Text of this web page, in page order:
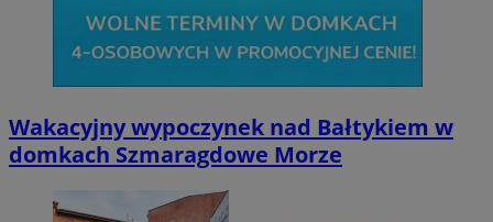
Wakacyjny wypoczynek nad Bałtykiem w
domkach Szmaragdowe Morze